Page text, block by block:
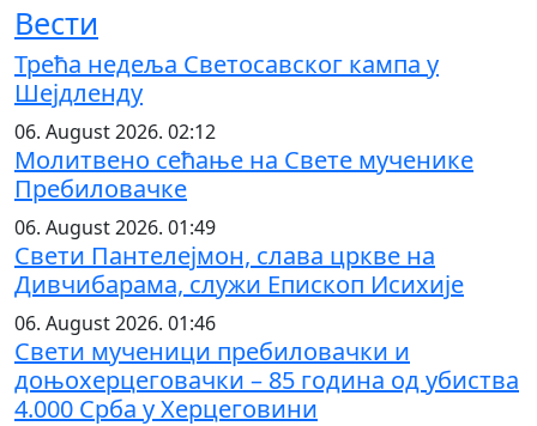
Вести
Трећа недеља Светосавског кампа у
Шејдленду
06. August 2026. 02:12
Молитвено сећање на Свете мученике
Пребиловачке
06. August 2026. 01:49
Свети Пантелејмон, слава цркве на
Дивчибарама, служи Епископ Исихије
06. August 2026. 01:46
Свети мученици пребиловачки и
доњохерцеговачки – 85 година од убиства
4.000 Срба у Херцеговини